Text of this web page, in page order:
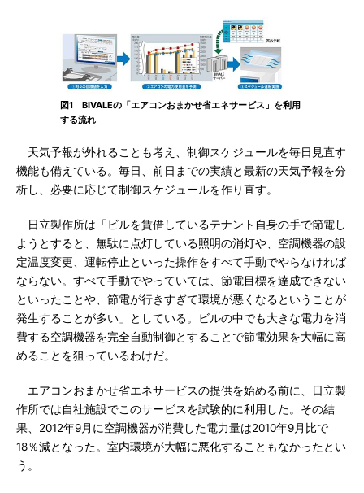
図1 BIVALEの「エアコンおまかせ省エネサービス」を利用
する流れ
天気予報が外れることも考え、制御スケジュールを毎日見直す
機能も備えている。毎日、前日までの実績と最新の天気予報を分
析し、必要に応じて制御スケジュールを作り直す。
日立製作所は「ビルを賃借しているテナント自身の手で節電し
ようとすると、無駄に点灯している照明の消灯や、空調機器の設
定温度変更、運転停止といった操作をすべて手動でやらなければ
ならない。すべて手動でやっていては、節電目標を達成できない
といったことや、節電が行きすぎて環境が悪くなるということが
発生することが多い」としている。ビルの中でも大きな電力を消
費する空調機器を完全自動制御とすることで節電効果を大幅に高
めることを狙っているわけだ。
エアコンおまかせ省エネサービスの提供を始める前に、日立製
作所では自社施設でこのサービスを試験的に利用した。その結
果、2012年9月に空調機器が消費した電力量は2010年9月比で
18％減となった。室内環境が大幅に悪化することもなかったとい
う。